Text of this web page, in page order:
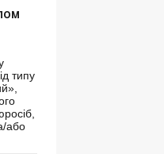
типу
або